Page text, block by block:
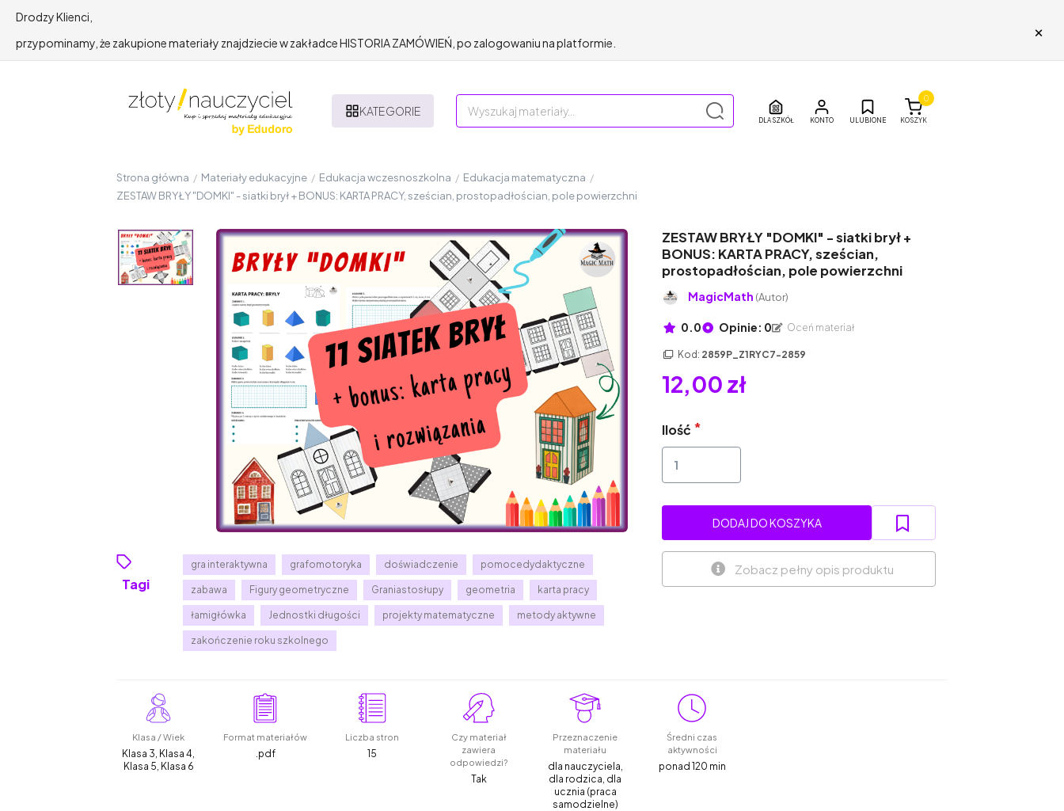
Drodzy Klienci,
przypominamy, że zakupione materiały znajdziecie w zakładce HISTORIA ZAMÓWIEŃ, po zalogowaniu na platformie.
×
KATEGORIE
DLA SZKÓŁ ULUBIONE KOSZYK
0
Strona główna / Materiały edukacyjne / Edukacja wczesnoszkolna / Edukacja matematyczna /
ZESTAW BRYŁY "DOMKI" - siatki brył + BONUS: KARTA PRACY, sześcian, prostopadłościan, pole powierzchni
Tagi
gra interaktywna grafomotoryka doświadczenie pomocedydaktyczne
zabawa Figury geometryczne Graniastosłupy geometria karta pracy
łamigłówka Jednostki długości projekty matematyczne metody aktywne
zakończenie roku szkolnego
ZESTAW BRYŁY "DOMKI" - siatki brył +
BONUS: KARTA PRACY, sześcian,
prostopadłościan, pole powierzchni
MagicMath (Autor)
0.0 Opinie: 0 Oceń materiał
Kod: 2859P_Z1RYC7-2859
12,00 zł
Ilość
DODAJ DO KOSZYKA
Zobacz pełny opis produktu
Klasa / Wiek
Klasa 3, Klasa 4,
Klasa 5, Klasa 6
Format materiałów
.pdf
Liczba stron
15
Czy materiał
zawiera
odpowiedzi?
Tak
Przeznaczenie
materiału
dla nauczyciela,
dla rodzica, dla
ucznia (praca
samodzielne)
Średni czas
aktywności
ponad 120 min